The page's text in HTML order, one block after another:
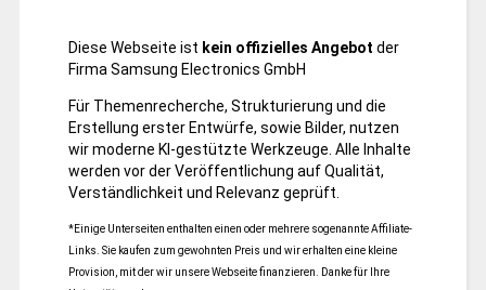
Diese Webseite ist kein offizielles Angebot der
Firma Samsung Electronics GmbH
Für Themenrecherche, Strukturierung und die
Erstellung erster Entwürfe, sowie Bilder, nutzen
wir moderne KI-gestützte Werkzeuge. Alle Inhalte
werden vor der Veröffentlichung auf Qualität,
Verständlichkeit und Relevanz geprüft.
*Einige Unterseiten enthalten einen oder mehrere sogenannte Affiliate-
Links. Sie kaufen zum gewohnten Preis und wir erhalten eine kleine
Provision, mit der wir unsere Webseite finanzieren. Danke für Ihre